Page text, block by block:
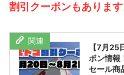
割引クーポンもあります
【7月25
ポン情報
セール商